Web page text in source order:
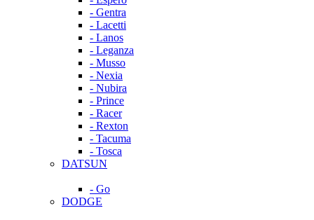
- Gentra
- Lacetti
- Lanos
- Leganza
- Musso
- Nexia
- Nubira
- Prince
- Racer
- Rexton
- Tacuma
- Tosca
DATSUN
- Go
DODGE